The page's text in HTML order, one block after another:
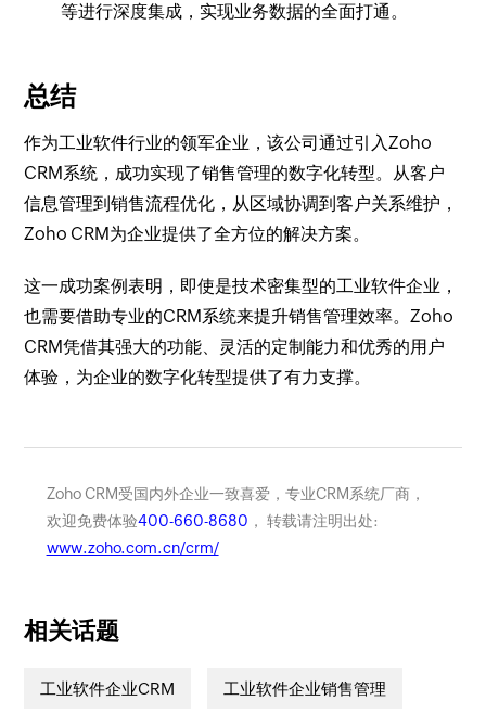
等进行深度集成，实现业务数据的全面打通。
总结
作为工业软件行业的领军企业，该公司通过引入Zoho
CRM系统，成功实现了销售管理的数字化转型。从客户
信息管理到销售流程优化，从区域协调到客户关系维护，
Zoho CRM为企业提供了全方位的解决方案。
这一成功案例表明，即使是技术密集型的工业软件企业，
也需要借助专业的CRM系统来提升销售管理效率。Zoho
CRM凭借其强大的功能、灵活的定制能力和优秀的用户
体验，为企业的数字化转型提供了有力支撑。
Zoho CRM受国内外企业一致喜爱，专业CRM系统厂商，
欢迎免费体验400-660-8680 ， 转载请注明出处:
www.zoho.com.cn/crm/
相关话题
工业软件企业CRM 工业软件企业销售管理